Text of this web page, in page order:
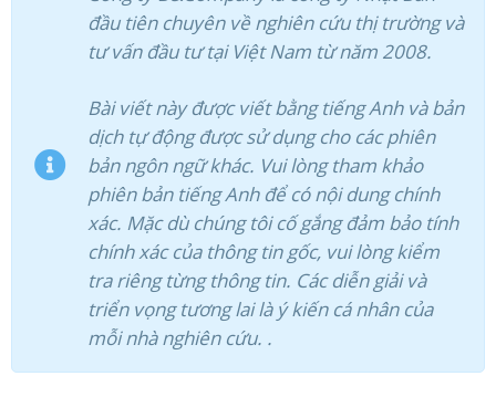
đầu tiên chuyên về nghiên cứu thị trường và
tư vấn đầu tư tại Việt Nam từ năm 2008.
Bài viết này được viết bằng tiếng Anh và bản
dịch tự động được sử dụng cho các phiên
bản ngôn ngữ khác. Vui lòng tham khảo
phiên bản tiếng Anh để có nội dung chính
xác. Mặc dù chúng tôi cố gắng đảm bảo tính
chính xác của thông tin gốc, vui lòng kiểm
tra riêng từng thông tin. Các diễn giải và
triển vọng tương lai là ý kiến cá nhân của
mỗi nhà nghiên cứu. .